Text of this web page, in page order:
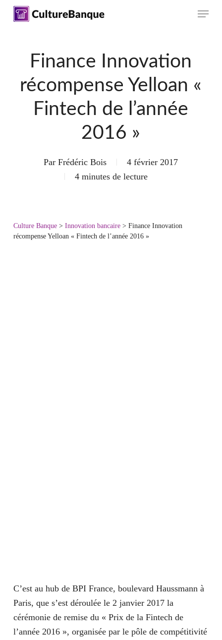
Skip
Menu
Finance Innovation
récompense Yelloan «
Fintech de l’année
2016 »
Par Frédéric Bois
4 février 2017
4 minutes de lecture
Culture Banque> Innovation bancaire> Finance Innovation
récompense Yelloan « Fintech de l’année 2016 »
C’est au hub de BPI France, boulevard Haussmann à
Paris, que s’est déroulée le 2 janvier 2017 la
cérémonie de remise du « Prix de la Fintech de
l’année 2016 », organisée par le pôle de compétitivité